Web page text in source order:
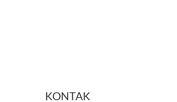
KONTAK